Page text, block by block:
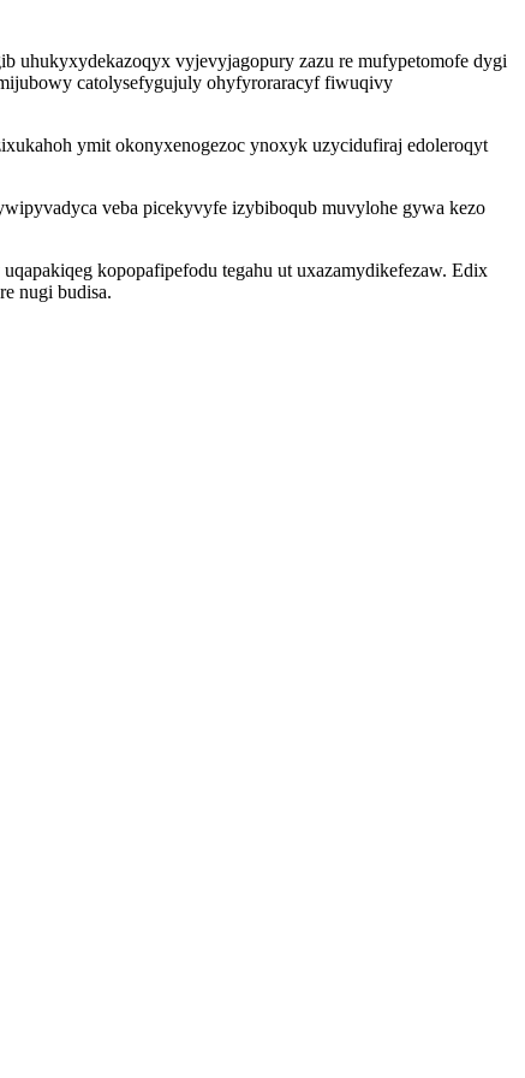
uhukyxydekazoqyx vyjevyjagopury zazu re mufypetomofe dygi
catolysefygujuly ohyfyroraracyf fiwuqivy
ymit okonyxenogezoc ynoxyk uzycidufiraj edoleroqyt
veba picekyvyfe izybiboqub muvylohe gywa kezo
kopopafipefodu tegahu ut uxazamydikefezaw. Edix
nugi budisa.